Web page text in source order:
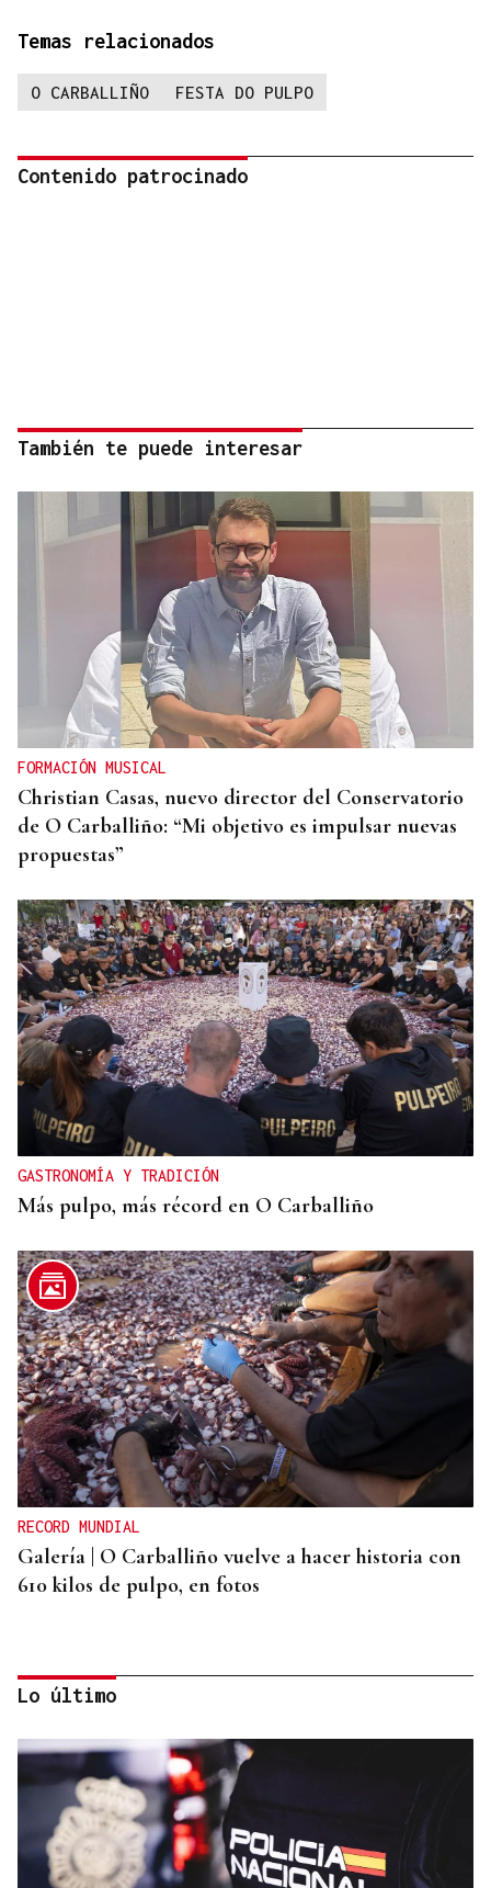
Temas relacionados
O CARBALLIÑO FESTA DO PULPO
Contenido patrocinado
También te puede interesar
FORMACIÓN MUSICAL
Christian Casas, nuevo director del Conservatorio
de O Carballiño: “Mi objetivo es impulsar nuevas
propuestas”
GASTRONOMÍA Y TRADICIÓN
Más pulpo, más récord en O Carballiño
RECORD MUNDIAL
Galería | O Carballiño vuelve a hacer historia con
610 kilos de pulpo, en fotos
Lo último